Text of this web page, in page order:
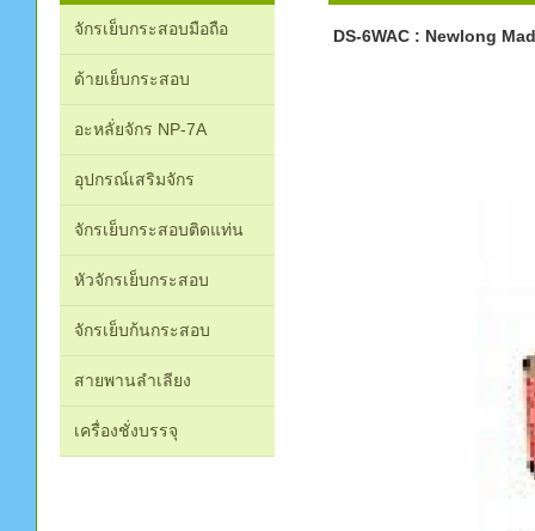
จักรเย็บกระสอบมือถือ
ด้ายเย็บกระสอบ
อะหลั่ยจักร NP-7A
อุปกรณ์เสริมจักร
จักรเย็บกระสอบติดแท่น
หัวจักรเย็บกระสอบ
จักรเย็บก้นกระสอบ
สายพานลำเลียง
เครื่องชั่งบรรจุ
DS-6WAC : Newlong